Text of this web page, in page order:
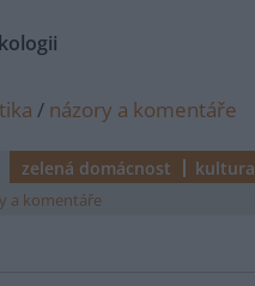
/ názory a komentáře
zelená domácnost kultura
a komentáře